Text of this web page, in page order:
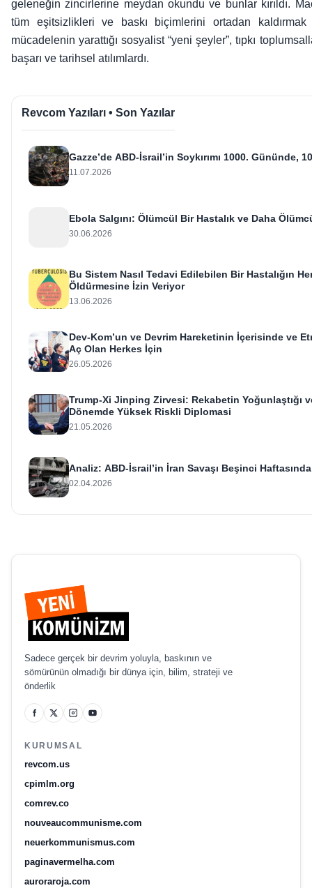
geleneğin zincirlerine meydan okundu ve bunlar kırıldı.
tüm eşitsizlikleri ve baskı biçimlerini ortadan
mücadelenin yarattığı sosyalist “yeni şeyler”, tıpkı
başarı ve tarihsel atılımlardı.
Revcom Yazıları • Son Yazılar
Gazze’de ABD-İsrail’in Soykırımı 1000. Gününde,
11.07.2026
Ebola Salgını: Ölümcül Bir Hastalık ve Daha
30.06.2026
Bu Sistem Nasıl Tedavi Edilebilen Bir Hastalığın
Öldürmesine İzin Veriyor
13.06.2026
Dev-Kom’un ve Devrim Hareketinin İçerisinde ve
Aç Olan Herkes İçin
26.05.2026
Trump-Xi Jinping Zirvesi: Rekabetin Yoğunlaştığı
Dönemde Yüksek Riskli Diplomasi
21.05.2026
Analiz: ABD-İsrail’in İran Savaşı Beşinci
02.04.2026
Sadece gerçek bir devrim yoluyla, baskının ve
sömürünün olmadığı bir dünya için, bilim, strateji ve
önderlik
KURUMSAL
revcom.us
cpimlm.org
comrev.co
nouveaucommunisme.com
neuerkommunismus.com
paginavermelha.com
auroraroja.com